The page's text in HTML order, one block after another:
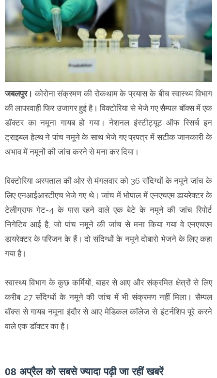
जबलपुर। कोरोना संक्रमण की रोकथाम के प्रयास के बीच स्वास्थ्य विभाग
की लापरवाही फिर उजागर हुई है। विक्टोरिया से भेजे गए सैम्पल बॉक्स में एक
डॉक्टर का नमूना गायब हो गया। नेशनल इंस्टीट्यूट ऑफ रिसर्च इन
ट्राइबल हेल्थ ने पांच नमूने के साथ भेजे गए प्रपत्र में सटीक जानकारी के
अभाव में नमूनों की जांच करने से मना कर दिया।
विक्टोरिया अस्पताल की ओर से मंगलवार को 36 संदिग्धों के नमूने जांच के
लिए एनआईआरटीएच भेजे गए थे। जांच में भोपाल में एनएचएम डायरेक्टर के
टेलीग्राफ गेट-4 के पास रहने वाले एक बेटे के नमूने की जांच रिपोर्ट
निगेटिव आई है, जो पांच नमूने की जांच से मना किया गया वे एनएचएम
डायरेक्टर के परिजन के हैं। दो संदिग्धों के नमूने दोबारो भेजने के लिए कहा
गया है।
स्वास्थ्य विभाग के कुछ कर्मियों, बाहर से आए और संक्रमित क्षेत्रों से लिए
करीब 27 संदिग्धों के नमूने की जांच में भी संक्रमण नहीं मिला। सैम्पल
बॉक्स से गायब नमूना इंदौर से आए मेडिकल कॉलेज से इंटर्नशिप पूरे करने
वाले एक डॉक्टर का है।
08 अप्रैल को सबसे ज्यादा पढ़ी जा रहीं खबरें